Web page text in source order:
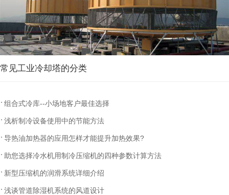
常见工业冷却塔的分类
组合式冷库--小场地客户最佳选择
浅析制冷设备使用中的节能方法
导热油加热器的应用怎样才能提升加热效果?
助您选择冷水机用制冷压缩机的四种参数计算方法
新型压缩机的润滑系统详细介绍
浅谈管道除湿机系统的风道设计